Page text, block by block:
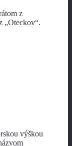
z
„Oteckov“.
výškou